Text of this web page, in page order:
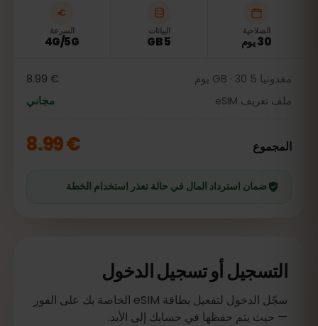
الصلاحية
30 يوم
البيانات
5 GB
السرعة
4G/5G
مقدونيا 5 GB · 30 يوم
€ 8.99
ملف تعريف eSIM
مجاني
المجموع € 8.99
ضمان استرداد المال في حالة تعذر استخدام الخطة
التسجيل أو تسجيل الدخول
سجّل الدخول لتفعيل بطاقة eSIM الخاصة بك على الفور
— حيث يتم حفظها في حسابك إلى الأبد.